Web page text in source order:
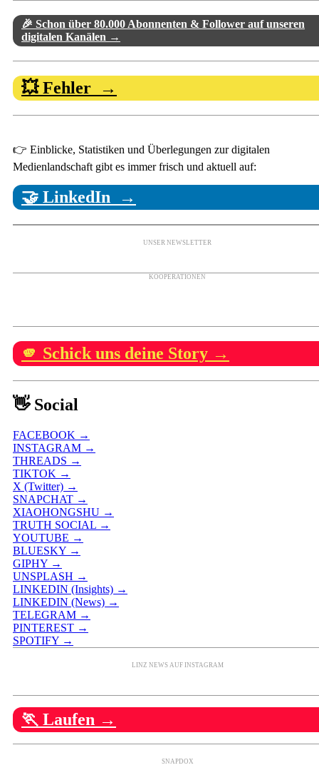
🎉 Schon über 80.000 Abonnenten & Follower auf unseren
digitalen Kanälen →
💥 Fehler →
👉 Einblicke, Statistiken und Überlegungen zur digitalen
Medienlandschaft gibt es immer frisch und aktuell auf:
🤝 LinkedIn →
UNSER NEWSLETTER
KOOPERATIONEN
🫵 Schick uns deine Story →
👋 Social
FACEBOOK →
INSTAGRAM →
THREADS →
TIKTOK →
X (Twitter) →
SNAPCHAT →
XIAOHONGSHU →
TRUTH SOCIAL →
YOUTUBE →
BLUESKY →
GIPHY →
UNSPLASH →
LINKEDIN (Insights) →
LINKEDIN (News) →
TELEGRAM →
PINTEREST →
SPOTIFY →
LINZ NEWS AUF INSTAGRAM
🏃 Laufen →
SNAPDOX